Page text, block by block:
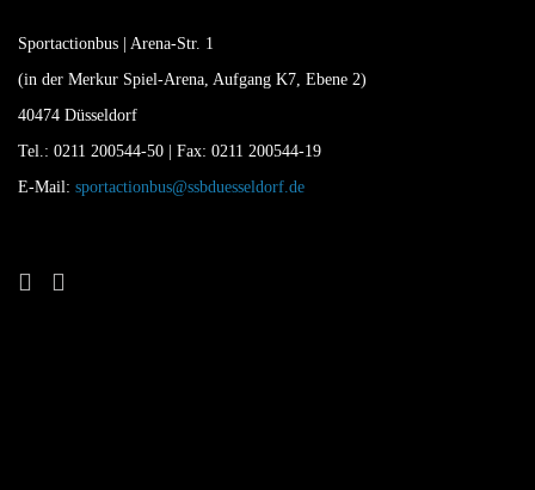
Sportactionbus | Arena-Str. 1
(in der Merkur Spiel-Arena, Aufgang K7, Ebene 2)
40474 Düsseldorf
Tel.: 0211 200544-50 | Fax: 0211 200544-19
E-Mail: sportactionbus@ssbduesseldorf.de